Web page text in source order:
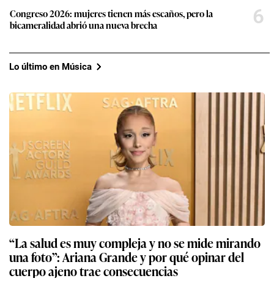
Congreso 2026: mujeres tienen más escaños, pero la
bicameralidad abrió una nueva brecha
6
Lo último en Música
“La salud es muy compleja y no se mide mirando
una foto”: Ariana Grande y por qué opinar del
cuerpo ajeno trae consecuencias